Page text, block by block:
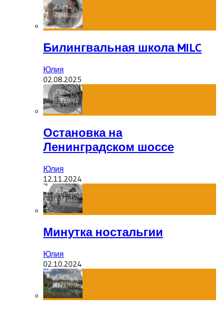
Билингвальная школа MILC
Юлия
02.08.2025
Остановка на
Ленинградском шоссе
Юлия
12.11.2024
Минутка ностальгии
Юлия
02.10.2024